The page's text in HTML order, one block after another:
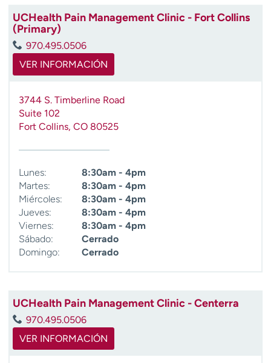
UCHealth Pain Management Clinic - Fort Collins
(Primary)
970.495.0506
VER INFORMACIÓN
3744 S. Timberline Road
Suite 102
Fort Collins, CO 80525
Lunes:
8:30am - 4pm
Martes:
8:30am - 4pm
Miércoles:
8:30am - 4pm
Jueves:
8:30am - 4pm
Viernes:
8:30am - 4pm
Sábado:
Cerrado
Domingo:
Cerrado
UCHealth Pain Management Clinic - Centerra
970.495.0506
VER INFORMACIÓN